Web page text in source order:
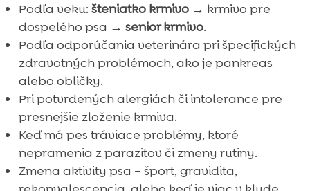
Podľa veku: šteniatko krmivo→ krmivo pre
dospelého psa → senior krmivo.
Podľa odporúčania veterinára pri špecifických
zdravotných problémoch, ako je pankreas
alebo obličky.
Pri potvrdených alergiách či intolerance pre
presnejšie zloženie krmiva.
Keď má pes tráviace problémy, ktoré
nepramenia z parazitov či zmeny rutiny.
Zmena aktivity psa – šport, gravidita,